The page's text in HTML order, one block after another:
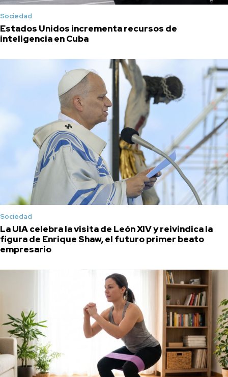
Sociedad
Estados Unidos incrementa recursos de
inteligencia en Cuba
Sociedad
La UIA celebra la visita de León XIV y reivindica la
figura de Enrique Shaw, el futuro primer beato
empresario